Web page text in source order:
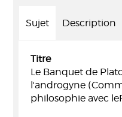
Sujet Description
Titre
Le Banquet de
l'androgyne
philosophie avec